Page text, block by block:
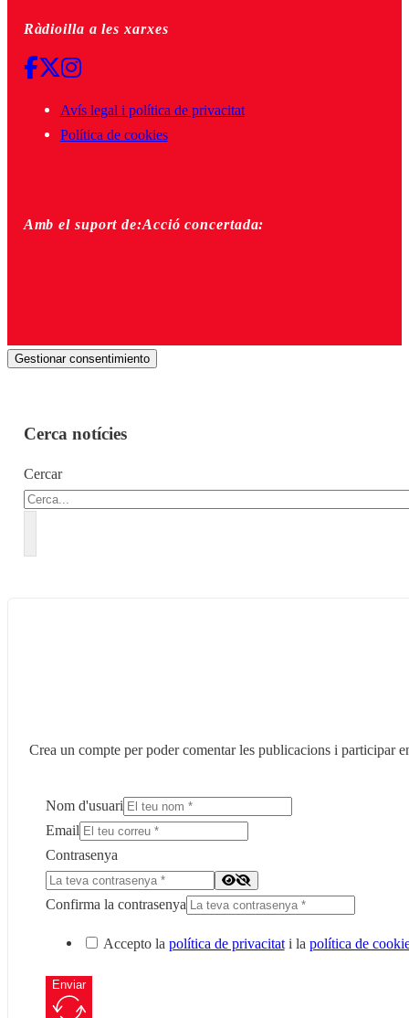
Ràdioilla a les xarxes
Avís legal i política de privacitat
Política de cookies
Amb el suport de:Acció concertada:
Gestionar consentimiento
Cerca notícies
Cercar
Crea un compte per poder comentar les publicacions i participar
Nom d'usuari
Email
Contrasenya
Confirma la contrasenya
Accepto la política de privacitati la política de
Enviar